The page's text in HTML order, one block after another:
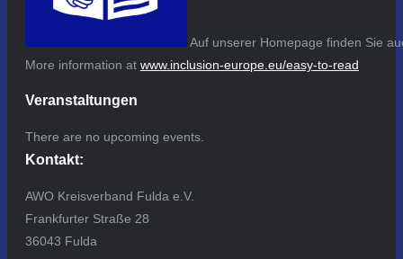
Auf unserer Homepage finden Sie
More information at www.inclusion-europe.eu/easy-to-read
Veranstaltungen
There are no upcoming events.
Kontakt:
AWO Kreisverband Fulda e.V.
Frankfurter Straße 28
36043 Fulda